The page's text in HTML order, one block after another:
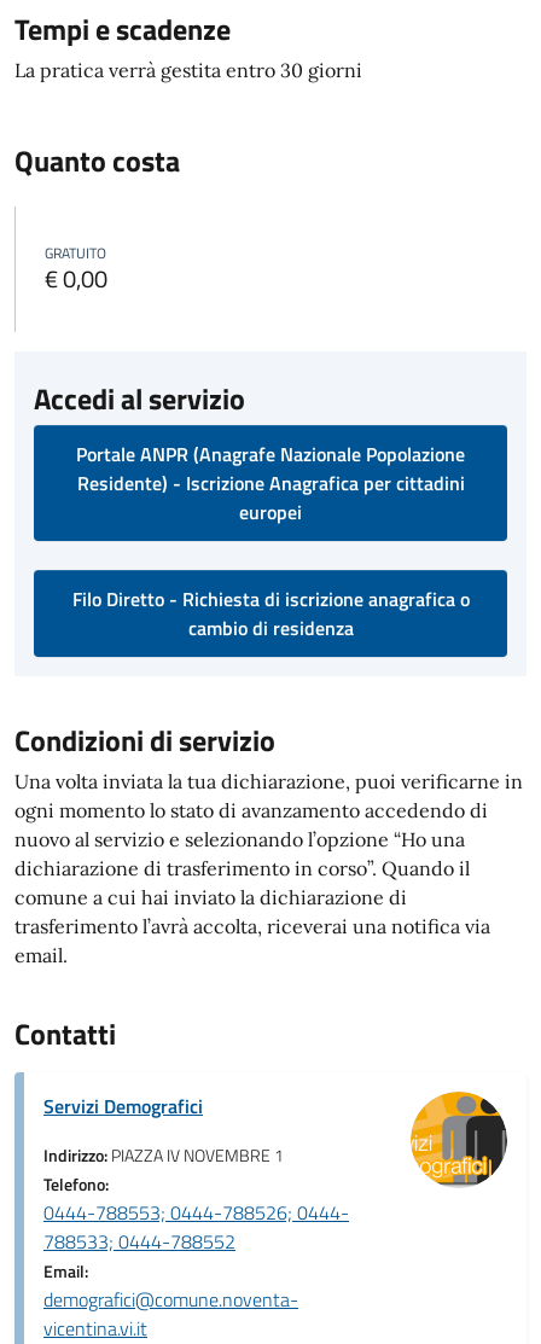
Tempi e scadenze
La pratica verrà gestita entro 30 giorni
Quanto costa
GRATUITO
€ 0,00
Accedi al servizio
Portale ANPR (Anagrafe Nazionale Popolazione
Residente) - Iscrizione Anagrafica per cittadini
europei
Filo Diretto - Richiesta di iscrizione anagrafica o
cambio di residenza
Condizioni di servizio
Una volta inviata la tua dichiarazione, puoi verificarne in
ogni momento lo stato di avanzamento accedendo di
nuovo al servizio e selezionando l’opzione “Ho una
dichiarazione di trasferimento in corso”. Quando il
comune a cui hai inviato la dichiarazione di
trasferimento l’avrà accolta, riceverai una notifica via
email.
Contatti
Servizi Demografici
Indirizzo:PIAZZA IV NOVEMBRE 1
Telefono:
0444-788553; 0444-788526; 0444-
788533; 0444-788552
Email:
demografici@comune.noventa-
vicentina.vi.it